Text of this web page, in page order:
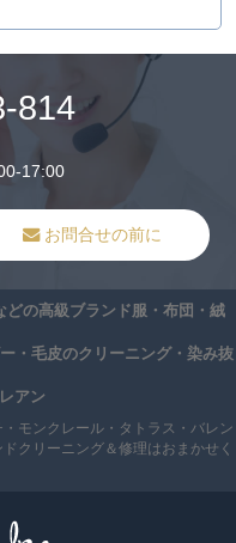
814
17:00
お問合せの前に
どの高級ブランド服・布団・絨
・毛皮のクリーニング・染み抜
アン
モンクレール・タトラス・バレン
クリーニング＆修理はおまかせく